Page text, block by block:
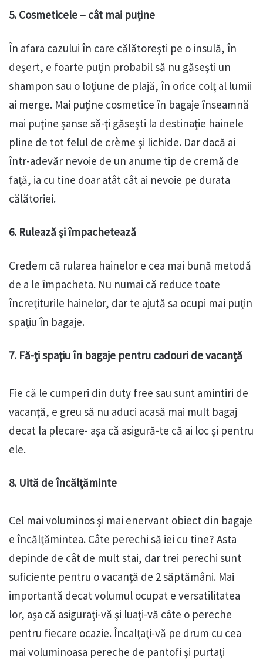
5. Cosmeticele – cât mai puţine
În afara cazului în care călătoreşti pe o insulă, în
deşert, e foarte puţin probabil să nu găseşti un
shampon sau o loţiune de plajă, în orice colţ al lumii
ai merge. Mai puţine cosmetice în bagaje înseamnă
mai puţine şanse să-ţi găseşti la destinaţie hainele
pline de tot felul de crème şi lichide. Dar dacă ai
într-adevăr nevoie de un anume tip de cremă de
faţă, ia cu tine doar atât cât ai nevoie pe durata
călătoriei.
6. Rulează şi împachetează
Credem că rularea hainelor e cea mai bună metodă
de a le împacheta. Nu numai că reduce toate
încreţiturile hainelor, dar te ajută sa ocupi mai puţin
spaţiu în bagaje.
7. Fă-ţi spaţiu în bagaje pentru cadouri de vacanţă
Fie că le cumperi din duty free sau sunt amintiri de
vacanţă, e greu să nu aduci acasă mai mult bagaj
decat la plecare- aşa că asigură-te că ai loc şi pentru
ele.
8. Uită de încălţăminte
Cel mai voluminos şi mai enervant obiect din bagaje
e încălţămintea. Câte perechi să iei cu tine? Asta
depinde de cât de mult stai, dar trei perechi sunt
suficiente pentru o vacanţă de 2 săptămâni. Mai
importantă decat volumul ocupat e versatilitatea
lor, aşa că asiguraţi-vă şi luaţi-vă câte o pereche
pentru fiecare ocazie. Încalţaţi-vă pe drum cu cea
mai voluminoasa pereche de pantofi şi purtaţi